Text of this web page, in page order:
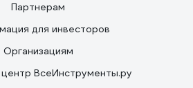
Партнерам
для инвесторов
Организациям
ВсеИнструменты.ру